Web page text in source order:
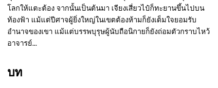
โลกให้แตะต้อง จากนั้นเป็นต้นมา เจียงเสี่ยวไป๋ก็ทะยานขึ้นไปบน
ท้องฟ้า แม้แต่ปีศาจผู้ยิ่งใหญ่ในเขตต้องห้ามก็ยังเต็มใจยอมรับ
อำนาจของเขา แม้แต่บรรพบุรุษผู้นับถือนิกายก็ยังถ่อมตัวกราบไหว้
อาจารย์…
บท